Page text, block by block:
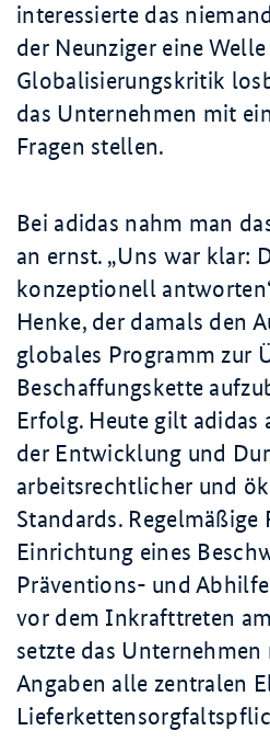
interessierte das
der Neunziger eine
Globalisierungskritik
das Unternehmen mit
Fragen stellen.
Bei adidas nahm man
an ernst. Uns war klar:
konzeptionell antworten
Henke, der damals den
globales Programm zur
Beschaffungskette
Erfolg. Heute gilt adidas
der Entwicklung und
arbeitsrechtlicher und
Standards. Regelmäßige
Einrichtung eines
Präventions- und
vor dem Inkrafttreten am
setzte das Unternehmen
Angaben alle zentralen